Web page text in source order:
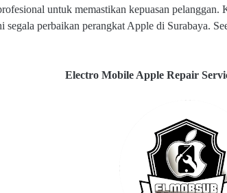
untuk memastikan kepuasan
segala perbaikan perangkat Apple di Surabaya.
Electro Mobile Apple Repair